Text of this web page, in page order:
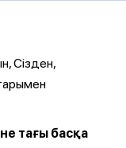
Сізден,
тағы басқа